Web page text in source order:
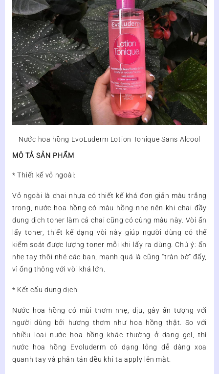
Nước hoa hồng EvoLuderm Lotion Tonique Sans Alcool
MÔ TẢ SẢN PHẨM
* Thiết kế vỏ ngoài:
Vỏ ngoài là chai nhựa có thiết kế khá đơn giản màu trắng
trong, nước hoa hồng có màu hồng nhẹ nên khi chai đầy
dung dịch toner làm cả chai cũng có cùng màu này. Vòi ấn
lấy toner, thiết kế dạng vòi này giúp người dùng có thể
kiểm soát được lượng toner mỗi khi lấy ra dùng. Chú ý: ấn
nhẹ tay thôi nhé các bạn, mạnh quá là cũng “tràn bờ” đấy,
vì ống thông với vòi khá lớn.
* Kết cấu dung dịch:
Nước hoa hồng có mùi thơm nhẹ, dịu, gây ấn tượng với
người dùng bởi hương thơm như hoa hồng thật. So với
nhiều loại nước hoa hồng khác thường ở dạng gel, thì
nước hoa hồng Evoluderm có dạng lỏng dễ dàng xoa
quanh tay và phân tán đều khi ta apply lên mặt.